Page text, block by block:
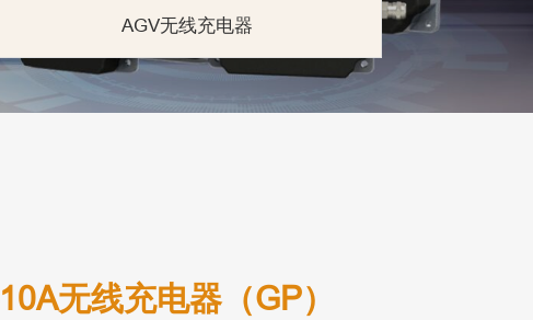
AGV无线充电器
无线充电器（GP）